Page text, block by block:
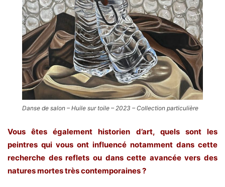
Danse de salon – Huile sur toile – 2023 – Collection particulière
Vous êtes également historien d’art, quels sont les
peintres qui vous ont influencé notamment dans cette
recherche des reflets ou dans cette avancée vers des
natures mortes très contemporaines ?